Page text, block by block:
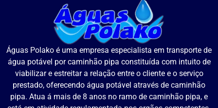
Águas Polako é uma empresa especialista em transporte de
água potável por caminhão pipa constituída com intuito de
viabilizar e estreitar a relação entre o cliente e o serviço
prestado, oferecendo água potável através de caminhão
pipa. Atua á mais de 8 anos no ramo de caminhão pipa, e